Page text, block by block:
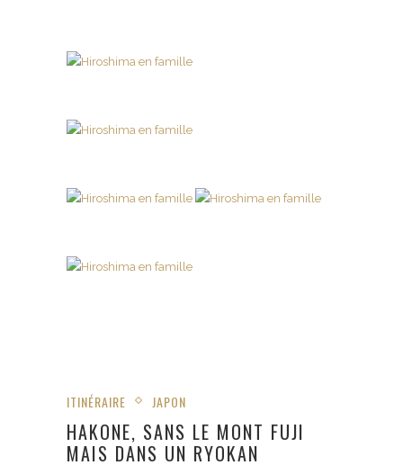
ITINÉRAIRE JAPON
HAKONE, SANS LE MONT FUJI
MAIS DANS UN RYOKAN